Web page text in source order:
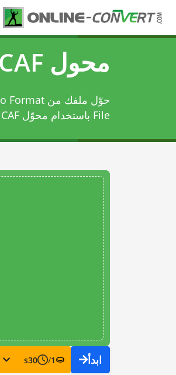
محول CAF إلى FLV
File باستخدام
محوّل CAF إلى FLV
ابدأ 1
/
30
s